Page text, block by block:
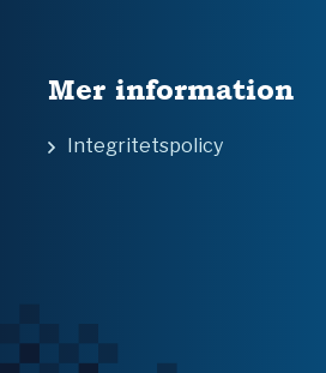
Mer information
Integritetspolicy